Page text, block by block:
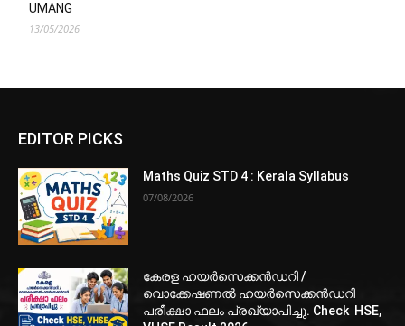
UMANG
13/05/2026
EDITOR PICKS
Maths Quiz STD 4 : Kerala Syllabus
07/08/2026
കേരള ഹയർസെക്കൻഡറി /
വൊക്കേഷണൽ ഹയർസെക്കൻഡറി
പരീക്ഷാ ഫലം പ്രഖ്യാപിച്ചു. Check HSE,